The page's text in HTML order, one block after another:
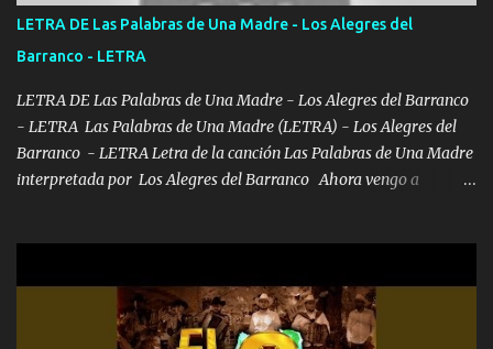
también la nueve que cargo al lado doy la mano al que su amigo y
al traicionero damos pa abajo Y No me paran aquí hay pa más
pues hay charola les voy a dar hasta topar pues no hay de otra...
LETRA DE Las Palabras de Una Madre - Los Alegres del
Barranco - LETRA
LETRA DE Las Palabras de Una Madre - Los Alegres del Barranco
- LETRA Las Palabras de Una Madre (LETRA) - Los Alegres del
Barranco - LETRA Letra de la canción Las Palabras de Una Madre
interpretada por Los Alegres del Barranco Ahora vengo a
quiso, él tiempo sigue pasando y nunca te olvidaremos, aquí
seguiré esperando hasta volvernos a vernos El recuerdo que yo
tengo de mi mente no se va, en mi corazón me llevo lo mismo que